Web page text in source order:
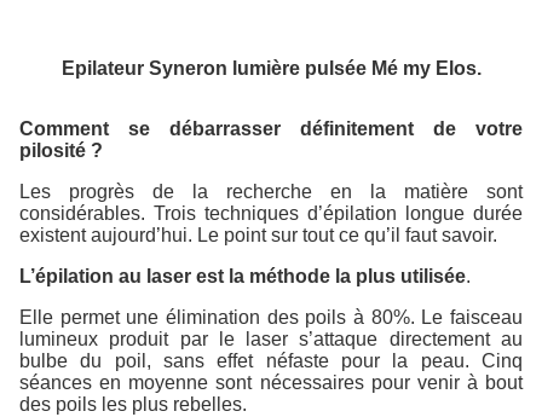
Epilateur Syneron lumière pulsée Mé my Elos.
Comment se débarrasser définitement de votre
pilosité ?
Les progrès de la recherche en la matière sont
considérables. Trois techniques d’épilation longue durée
existent aujourd’hui. Le point sur tout ce qu’il faut savoir.
L’épilation au laser est la méthode la plus utilisée.
Elle permet une élimination des poils à 80%. Le faisceau
lumineux produit par le laser s’attaque directement au
bulbe du poil, sans effet néfaste pour la peau. Cinq
séances en moyenne sont nécessaires pour venir à bout
des poils les plus rebelles.